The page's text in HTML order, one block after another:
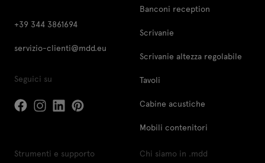
+39 344 3861694
servizio-clienti@mdd.eu
Seguici su
Banconi reception
Scrivanie
Scrivanie altezza regolabile
Tavoli
Cabine acustiche
Mobili contenitori
Strumenti e supporto Chi siamo in .mdd